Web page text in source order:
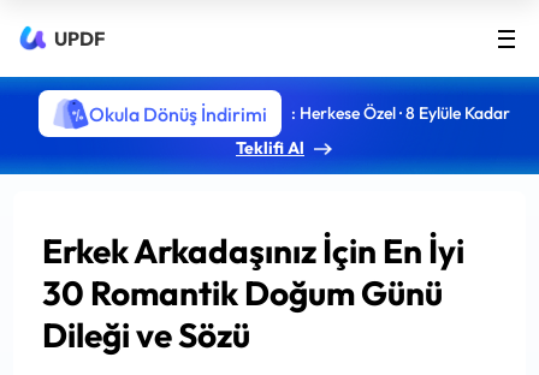
UPDF
Okula Dönüş İndirimi
: Herkese Özel · 8 Eylüle Kadar
Teklifi Al
Erkek Arkadaşınız İçin En İyi
30 Romantik Doğum Günü
Dileği ve Sözü